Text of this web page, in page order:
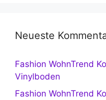
Neueste
Fashion WohnTrend
Vinylboden
Fashion WohnTrend